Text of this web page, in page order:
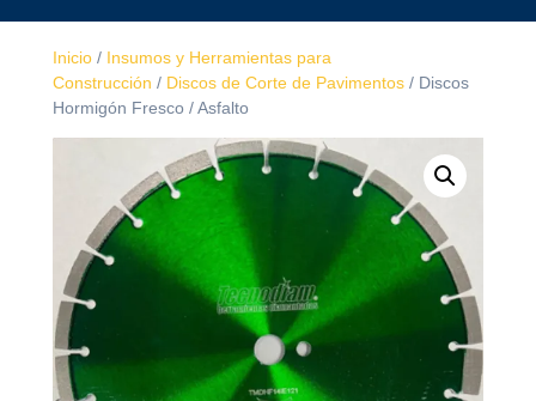
de
apertura
Inicio / Insumos y Herramientas para
Construcción / Discos de Corte de Pavimentos / Discos
Hormigón Fresco / Asfalto